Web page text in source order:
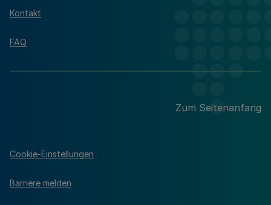
Kontakt
FAQ
Zum Seitenanfang
Cookie-Einstellungen
Barriere melden